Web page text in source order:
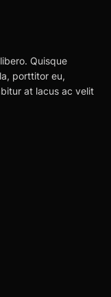
Quisque
porttitor eu,
at lacus ac velit